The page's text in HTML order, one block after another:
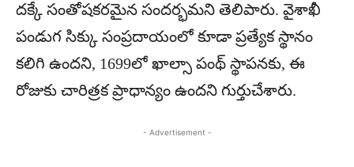
దక్కే సంతోషకరమైన సందర్భమని తెలిపారు. వైశాఖీ
పండుగ సిక్కు సంప్రదాయంలో కూడా ప్రత్యేక స్థానం
కలిగి ఉందని, 1699లో ఖాల్సా పంథ్ స్థాపనకు, ఈ
రోజుకు చారిత్రక ప్రాధాన్యం ఉందని గుర్తుచేశారు.
- Advertisement -